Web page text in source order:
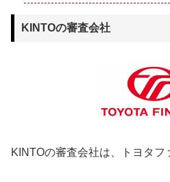
KINTOの審査会社
KINTOの審査会社は、トヨタフ